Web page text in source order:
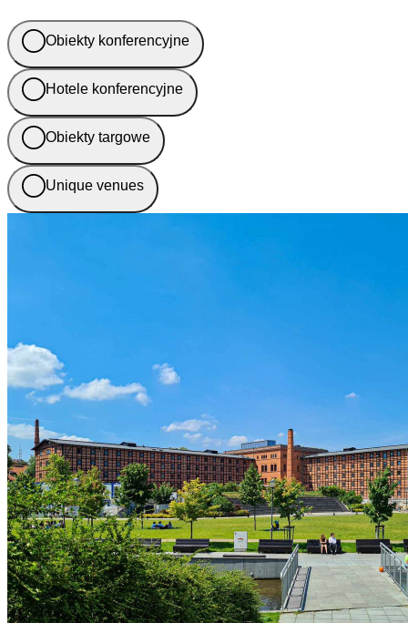
Obiekty konferencyjne
Hotele konferencyjne
Obiekty targowe
Unique venues